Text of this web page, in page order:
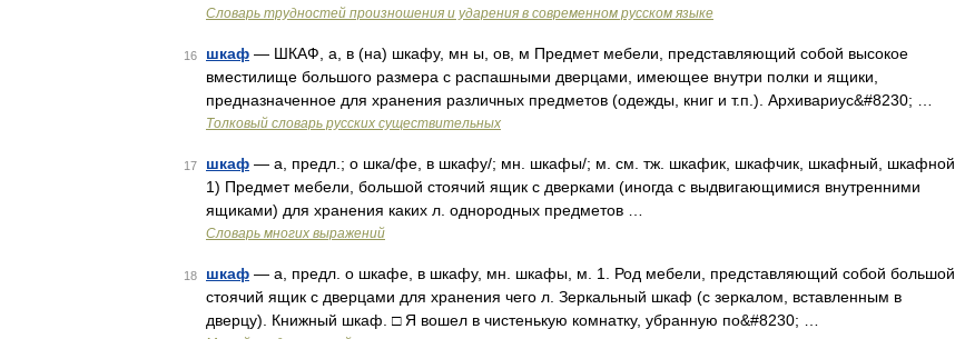
Словарь трудностей произношения и ударения в современном русском языке
16 шкаф — ШКАФ, а, в (на) шкафу, мн ы, ов, м Предмет мебели, представляющий собой высокое
вместилище большого размера с распашными дверцами, имеющее внутри полки и ящики,
предназначенное для хранения различных предметов (одежды, книг и т.п.). Архивариус&#8230; …
Толковый словарь русских существительных
17 шкаф — а, предл.; о шка/фе, в шкафу/; мн. шкафы/; м. см. тж. шкафик, шкафчик, шкафный, шкафной
1) Предмет мебели, большой стоячий ящик с дверками (иногда с выдвигающимися внутренними
ящиками) для хранения каких л. однородных предметов …
Словарь многих выражений
18 шкаф — а, предл. о шкафе, в шкафу, мн. шкафы, м. 1. Род мебели, представляющий собой большой
стоячий ящик с дверцами для хранения чего л. Зеркальный шкаф (с зеркалом, вставленным в
дверцу). Книжный шкаф. □ Я вошел в чистенькую комнатку, убранную по&#8230; …